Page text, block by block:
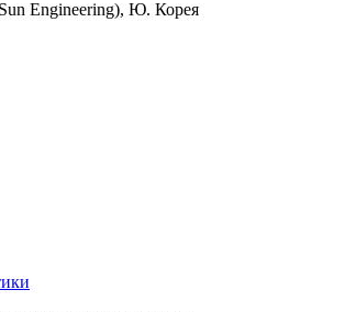
Engineering), Ю. Корея